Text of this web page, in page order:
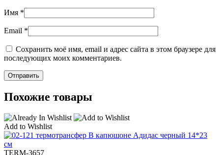
Имя *
Email *
Сохранить моё имя, email и адрес сайта в этом браузере для
последующих моих комментариев.
Похожие товары
Add to Wishlist
TERM-3657